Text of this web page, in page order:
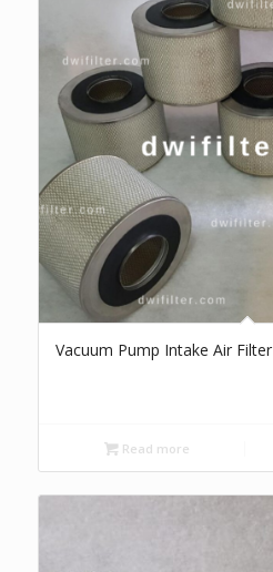
Vacuum Pump Intake Air Filter
Read more